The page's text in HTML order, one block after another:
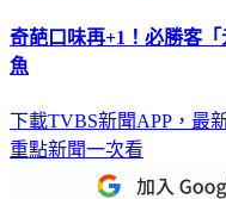
奇葩口味再+1！必勝客
魚
下載TVBS新聞APP，最
重點新聞一次看